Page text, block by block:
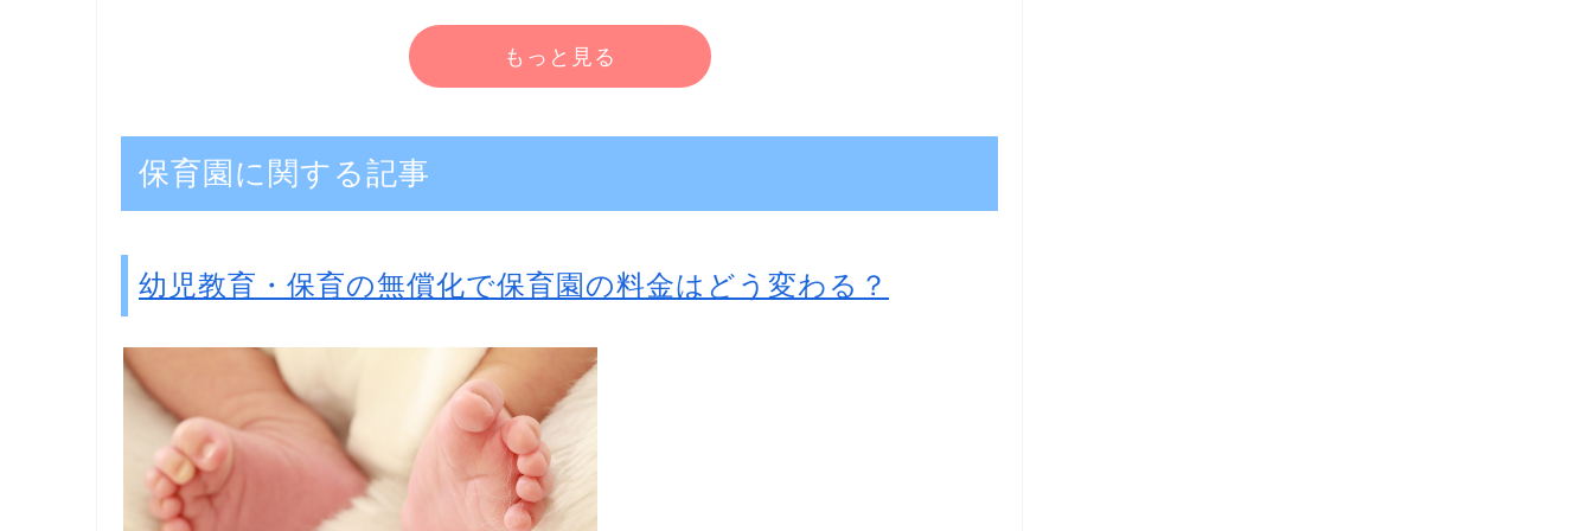
もっと見る
保育園に関する記事
幼児教育・保育の無償化で保育園の料金はどう変わる？